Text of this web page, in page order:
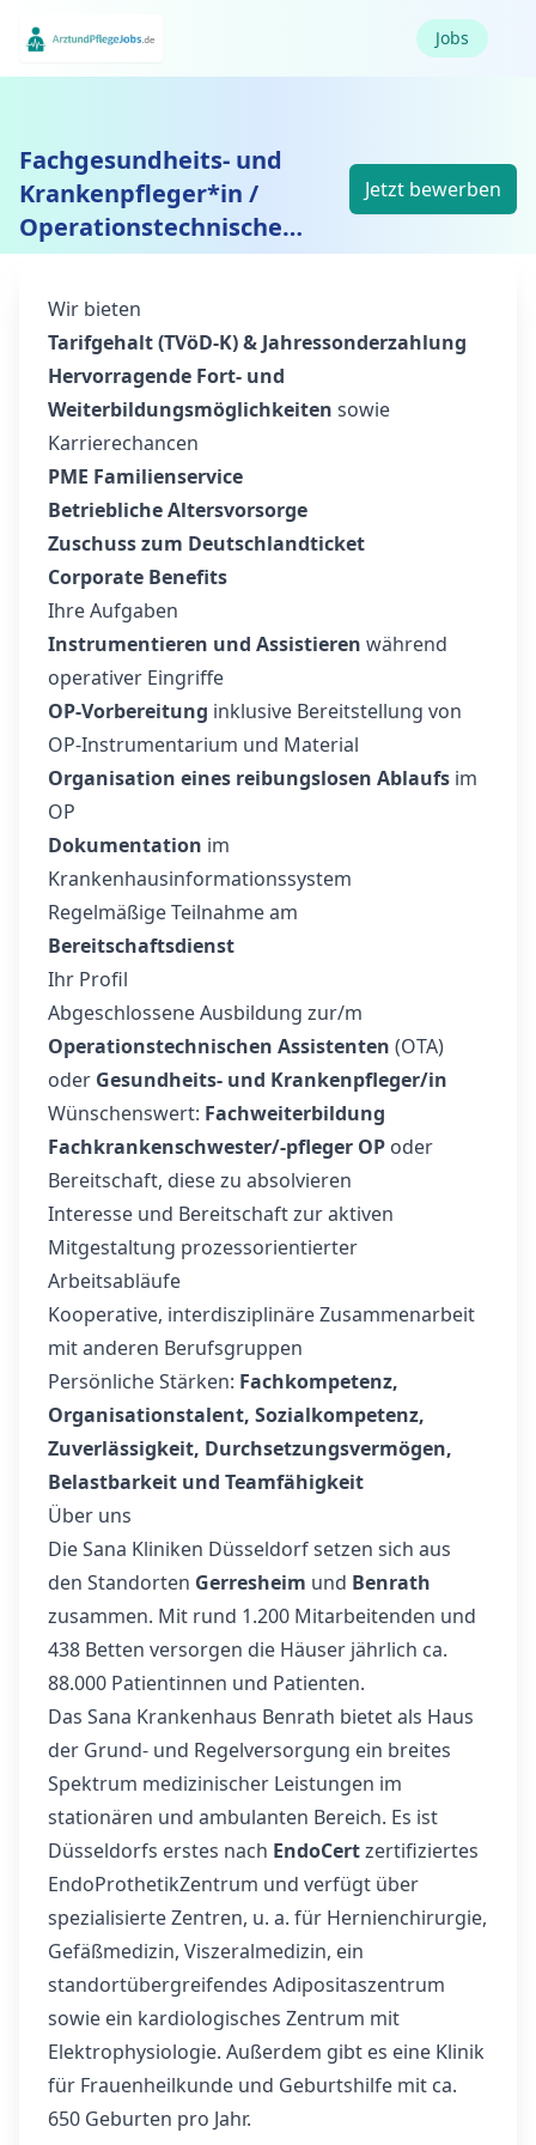
Jobs
Fachgesundheits- und
Krankenpfleger*in /
Operationstechnische
Assistenz (OP)
Jetzt bewerben
Wir bieten
Tarifgehalt (TVöD-K) & Jahressonderzahlung
Hervorragende Fort- und
Weiterbildungsmöglichkeiten sowie
Karrierechancen
PME Familienservice
Betriebliche Altersvorsorge
Zuschuss zum Deutschlandticket
Corporate Benefits
Ihre Aufgaben
Instrumentieren und Assistieren während
operativer Eingriffe
OP-Vorbereitung inklusive Bereitstellung von
OP-Instrumentarium und Material
Organisation eines reibungslosen Ablaufs im
OP
Dokumentation im
Krankenhausinformationssystem
Regelmäßige Teilnahme am
Bereitschaftsdienst
Ihr Profil
Abgeschlossene Ausbildung zur/m
Operationstechnischen Assistenten (OTA)
oder Gesundheits- und Krankenpfleger/in
Wünschenswert: Fachweiterbildung
Fachkrankenschwester/-pfleger OP oder
Bereitschaft, diese zu absolvieren
Interesse und Bereitschaft zur aktiven
Mitgestaltung prozessorientierter
Arbeitsabläufe
Kooperative, interdisziplinäre Zusammenarbeit
mit anderen Berufsgruppen
Persönliche Stärken: Fachkompetenz,
Organisationstalent, Sozialkompetenz,
Zuverlässigkeit, Durchsetzungsvermögen,
Belastbarkeit und Teamfähigkeit
Über uns
Die Sana Kliniken Düsseldorf setzen sich aus
den Standorten Gerresheim und Benrath
zusammen. Mit rund 1.200 Mitarbeitenden und
438 Betten versorgen die Häuser jährlich ca.
88.000 Patientinnen und Patienten.
Das Sana Krankenhaus Benrath bietet als Haus
der Grund- und Regelversorgung ein breites
Spektrum medizinischer Leistungen im
stationären und ambulanten Bereich. Es ist
Düsseldorfs erstes nach EndoCertzertifiziertes
EndoProthetikZentrum und verfügt über
spezialisierte Zentren, u. a. für Hernienchirurgie,
Gefäßmedizin, Viszeralmedizin, ein
standortübergreifendes Adipositaszentrum
sowie ein kardiologisches Zentrum mit
Elektrophysiologie. Außerdem gibt es eine Klinik
für Frauenheilkunde und Geburtshilfe mit ca.
650 Geburten pro Jahr.